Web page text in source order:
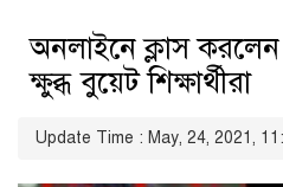
অনলাইনে ক্লাস
ক্ষুব্ধ বুয়েট শিক্ষার্থীরা
Update Time : May, 24, 2021,